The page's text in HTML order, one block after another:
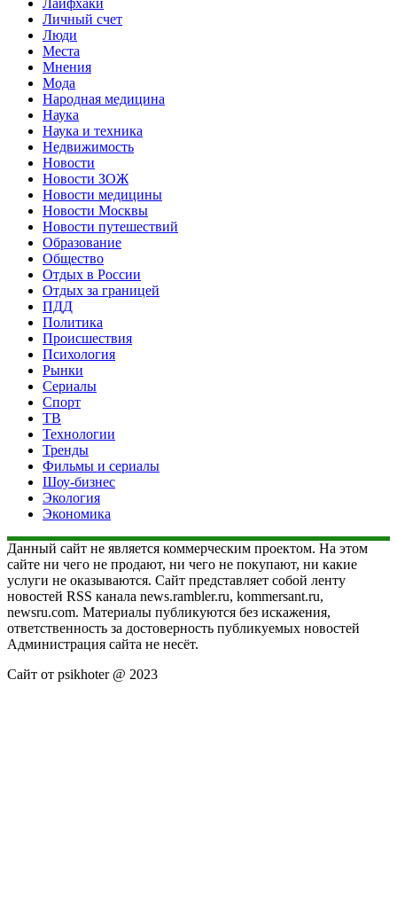
Лайфхаки
Личный счет
Люди
Места
Мнения
Мода
Народная медицина
Наука
Наука и техника
Недвижимость
Новости
Новости ЗОЖ
Новости медицины
Новости Москвы
Новости путешествий
Образование
Общество
Отдых в России
Отдых за границей
ПДД
Политика
Происшествия
Психология
Рынки
Сериалы
Спорт
ТВ
Технологии
Тренды
Фильмы и сериалы
Шоу-бизнес
Экология
Экономика
Данный сайт не является коммерческим проектом. На этом
сайте ни чего не продают, ни чего не покупают, ни какие
услуги не оказываются. Сайт представляет собой ленту
новостей RSS канала news.rambler.ru, kommersant.ru,
newsru.com. Материалы публикуются без искажения,
ответственность за достоверность публикуемых новостей
Администрация сайта не несёт.
Сайт от psikhoter @ 2023